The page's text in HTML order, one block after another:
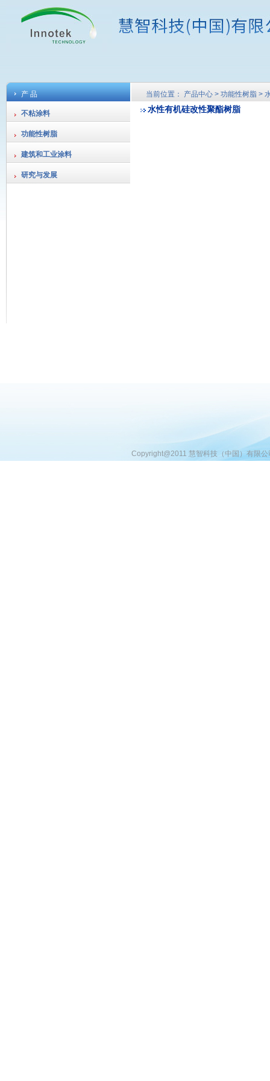
产 品
不粘涂料
功能性树脂
建筑和工业涂料
研究与发展
当前位置： 产品中心 > 功能性树脂 >
水性有机硅改性聚酯树脂
Copyright@2011 慧智科技（中国）有限公